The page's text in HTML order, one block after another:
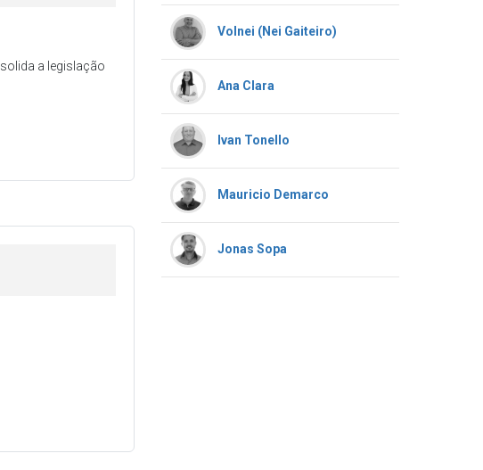
a legislação
Volnei (Nei Gaiteiro)
Ana Clara
Ivan Tonello
Mauricio Demarco
Jonas Sopa